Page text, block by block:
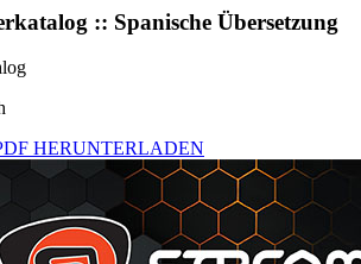
:: Spanische Übersetzung
HERUNTERLADEN